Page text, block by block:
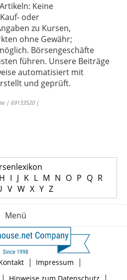
Keine
oder
zu Kursen,
ohne Gewähr;
Börsengeschäfte
führen. Unsere Beiträge
automatisiert mit
und geprüft.
| 69133520 |
H I J K L M N O P Q R
V W X Y Z
Menü
| Impressum |